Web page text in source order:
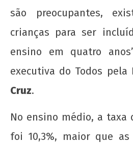
são preocupantes,
crianças para ser
ensino em quatro
executiva do Todos pela
Cruz.
No ensino médio, a taxa
foi 10,3%, maior que